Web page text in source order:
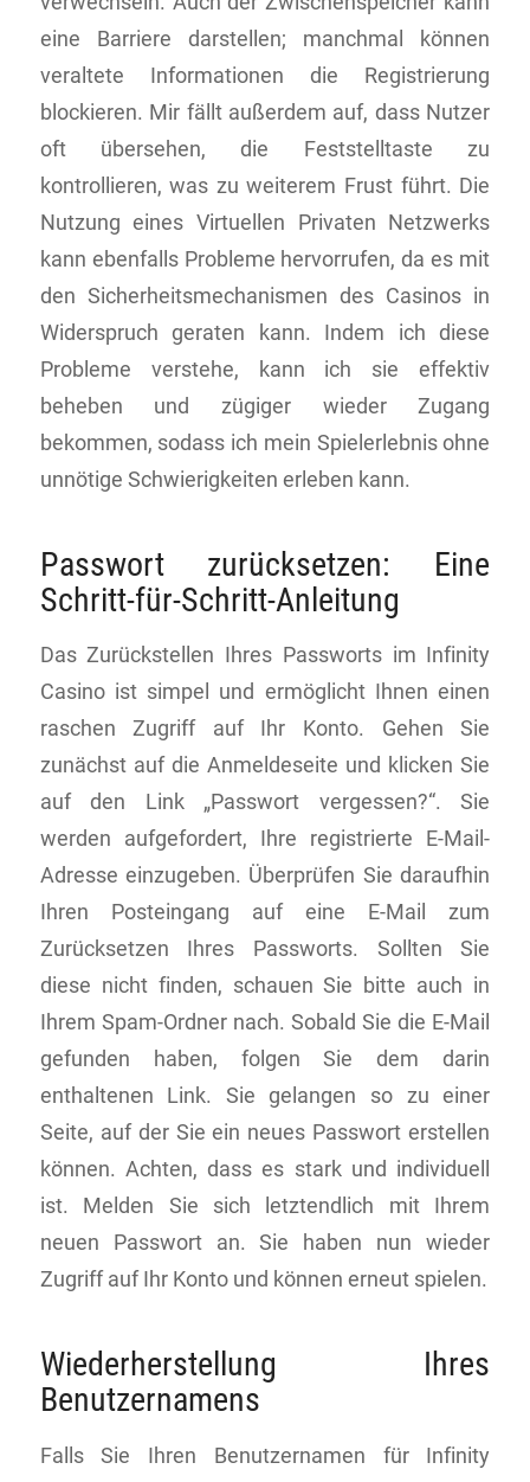
eine Barriere darstellen; manchmal können
veraltete Informationen die Registrierung
blockieren. Mir fällt außerdem auf, dass Nutzer
oft übersehen, die Feststelltaste zu
kontrollieren, was zu weiterem Frust führt. Die
Nutzung eines Virtuellen Privaten Netzwerks
kann ebenfalls Probleme hervorrufen, da es mit
den Sicherheitsmechanismen des Casinos in
Widerspruch geraten kann. Indem ich diese
Probleme verstehe, kann ich sie effektiv
beheben und zügiger wieder Zugang
bekommen, sodass ich mein Spielerlebnis ohne
unnötige Schwierigkeiten erleben kann.
Passwort zurücksetzen: Eine
Schritt-für-Schritt-Anleitung
Das Zurückstellen Ihres Passworts im Infinity
Casino ist simpel und ermöglicht Ihnen einen
raschen Zugriff auf Ihr Konto. Gehen Sie
zunächst auf die Anmeldeseite und klicken Sie
auf den Link „Passwort vergessen?“. Sie
werden aufgefordert, Ihre registrierte E-Mail-
Adresse einzugeben. Überprüfen Sie daraufhin
Ihren Posteingang auf eine E-Mail zum
Zurücksetzen Ihres Passworts. Sollten Sie
diese nicht finden, schauen Sie bitte auch in
Ihrem Spam-Ordner nach. Sobald Sie die E-Mail
gefunden haben, folgen Sie dem darin
enthaltenen Link. Sie gelangen so zu einer
Seite, auf der Sie ein neues Passwort erstellen
können. Achten, dass es stark und individuell
ist. Melden Sie sich letztendlich mit Ihrem
neuen Passwort an. Sie haben nun wieder
Zugriff auf Ihr Konto und können erneut spielen.
Wiederherstellung Ihres
Benutzernamens
Falls Sie Ihren Benutzernamen für Infinity